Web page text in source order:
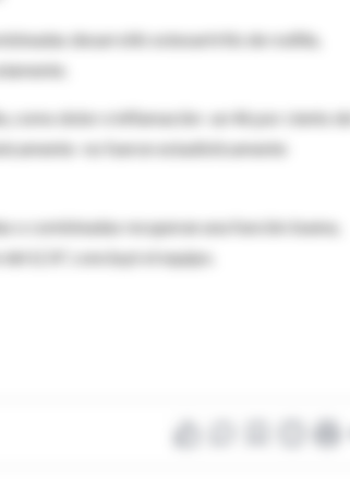
desarrolló osteoartritis de rodilla,
como dolor e inflamación -un 46 por ciento
no fueron estadísticamente
o combinadas recuperan una función buena,
LCA", concluyó el equipo.